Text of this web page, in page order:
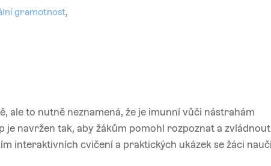
gramotnost,
ale to nutně neznamená, že je imunní vůči nástrahám
navržen tak, aby žákům pomohl rozpoznat a zvládnout
interaktivních cvičení a praktických ukázek se žáci